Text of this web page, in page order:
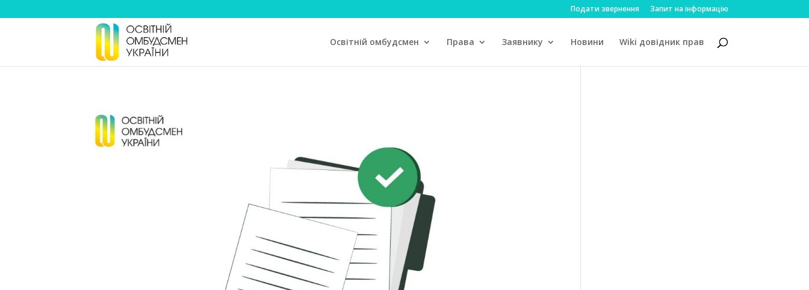
Подати звернення Запит на інформацію
Освітній омбудсмен Права Заявнику Новини Wiki довідник прав